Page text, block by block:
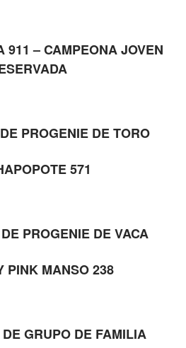
911 – CAMPEONA JOVEN
PROGENIE DE TORO
571
PROGENIE DE VACA
PINK MANSO 238
GRUPO DE FAMILIA